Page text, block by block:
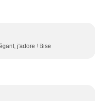
j'adore ! Bise